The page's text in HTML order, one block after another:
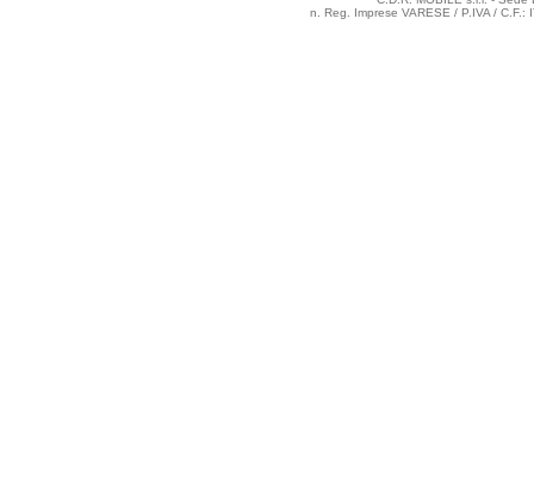
n. Reg. Imprese VARESE / P.IVA /